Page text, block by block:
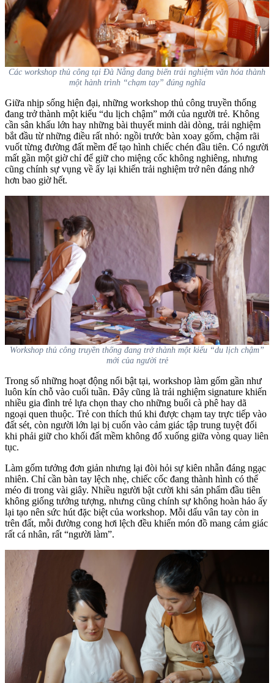
Các workshop thủ công tại Đà Nẵng đang biến trải nghiệm văn hóa thành
một hành trình “chạm tay” đúng nghĩa
Giữa nhịp sống hiện đại, những workshop thủ công truyền thống
đang trở thành một kiểu “du lịch chậm” mới của người trẻ. Không
cần sân khấu lớn hay những bài thuyết minh dài dòng, trải nghiệm
bắt đầu từ những điều rất nhỏ: ngồi trước bàn xoay gốm, chậm rãi
vuốt từng đường đất mềm để tạo hình chiếc chén đầu tiên. Có người
mất gần một giờ chỉ để giữ cho miệng cốc không nghiêng, nhưng
cũng chính sự vụng về ấy lại khiến trải nghiệm trở nên đáng nhớ
hơn bao giờ hết.
Workshop thủ công truyền thống đang trở thành một kiểu “du lịch chậm”
mới của người trẻ
Trong số những hoạt động nổi bật tại, workshop làm gốm gần như
luôn kín chỗ vào cuối tuần. Đây cũng là trải nghiệm signature khiến
nhiều gia đình trẻ lựa chọn thay cho những buổi cà phê hay dã
ngoại quen thuộc. Trẻ con thích thú khi được chạm tay trực tiếp vào
đất sét, còn người lớn lại bị cuốn vào cảm giác tập trung tuyệt đối
khi phải giữ cho khối đất mềm không đổ xuống giữa vòng quay liên
tục.
Làm gốm tưởng đơn giản nhưng lại đòi hỏi sự kiên nhẫn đáng ngạc
nhiên. Chỉ cần bàn tay lệch nhẹ, chiếc cốc đang thành hình có thể
méo đi trong vài giây. Nhiều người bật cười khi sản phẩm đầu tiên
không giống tưởng tượng, nhưng cũng chính sự không hoàn hảo ấy
lại tạo nên sức hút đặc biệt của workshop. Mỗi dấu vân tay còn in
trên đất, mỗi đường cong hơi lệch đều khiến món đồ mang cảm giác
rất cá nhân, rất “người làm”.